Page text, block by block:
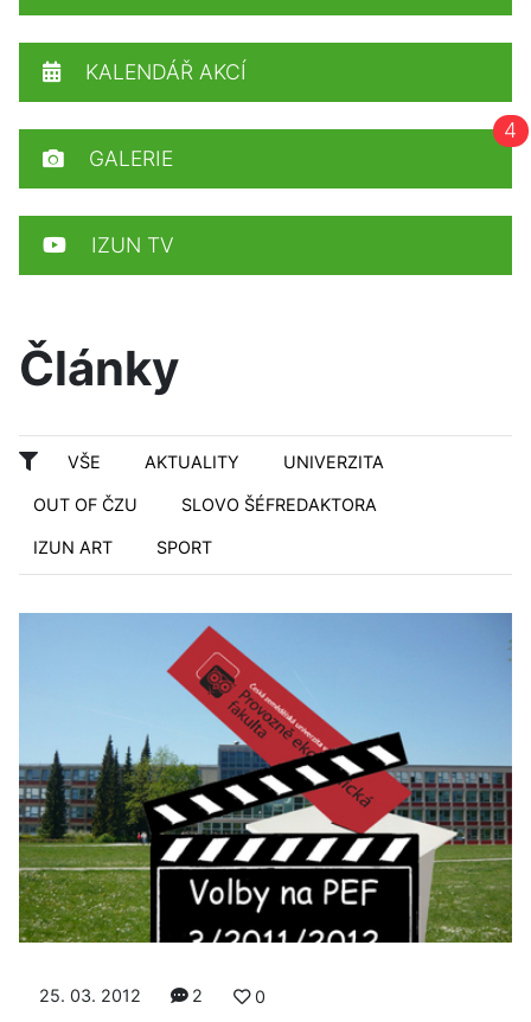
Články
VŠE AKTUALITY UNIVERZITA
OUT OF ČZU SLOVO ŠÉFREDAKTORA
IZUN ART SPORT
25. 03. 2012 2 0
KALENDÁŘ AKCÍ
GALERIE
4
IZUN TV